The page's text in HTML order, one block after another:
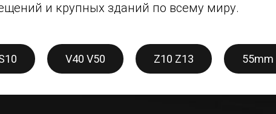
и крупных зданий по всему миру.
V40 V50 Z10 Z13 55mm